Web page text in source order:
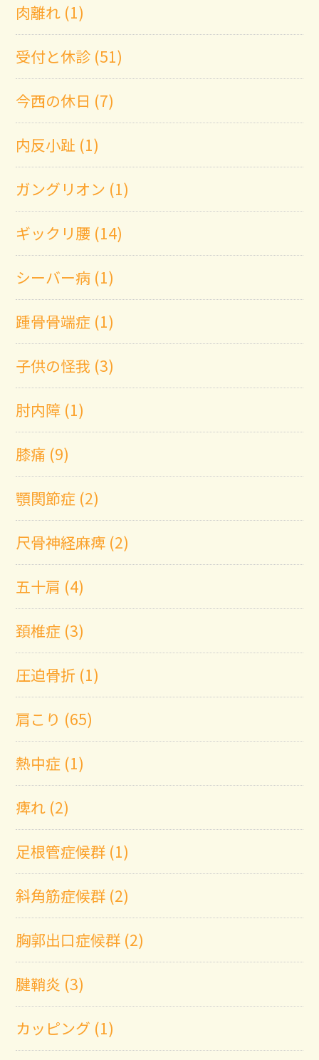
肉離れ (1)
受付と休診 (51)
今西の休日 (7)
内反小趾 (1)
ガングリオン (1)
ギックリ腰 (14)
シーバー病 (1)
踵骨骨端症 (1)
子供の怪我 (3)
肘内障 (1)
膝痛 (9)
顎関節症 (2)
尺骨神経麻痺 (2)
五十肩 (4)
頚椎症 (3)
圧迫骨折 (1)
肩こり (65)
熱中症 (1)
痺れ (2)
足根管症候群 (1)
斜角筋症候群 (2)
胸郭出口症候群 (2)
腱鞘炎 (3)
カッピング (1)